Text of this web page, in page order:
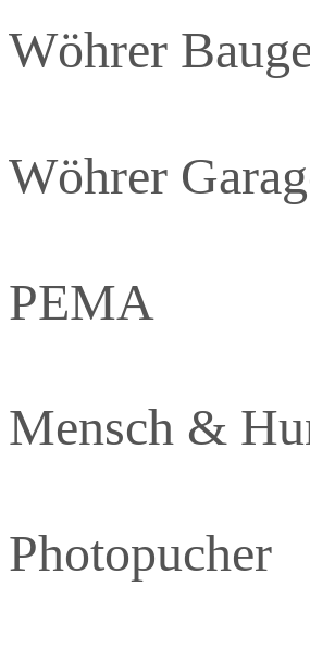
Wöhrer
Wöhrer
PEMA
Mensch &
Photopucher